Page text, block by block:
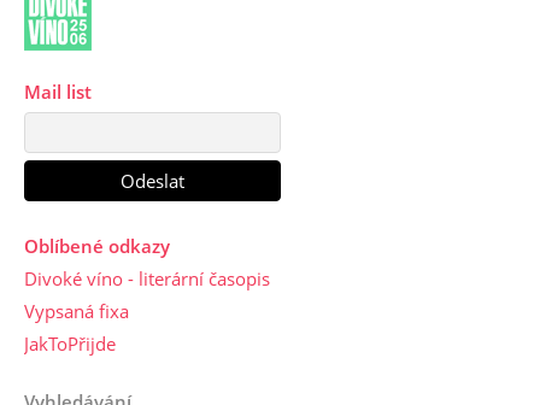
Mail list
Oblíbené odkazy
Divoké víno - literární časopis
Vypsaná fixa
JakToPřijde